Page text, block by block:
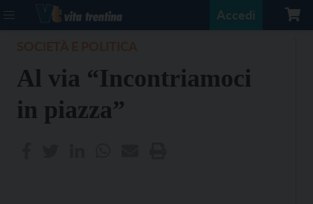
Accedi
Al via “Incontriamoci
in piazza”